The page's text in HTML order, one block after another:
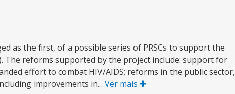
as the first, of a possible series of PRSCs to support the
The reforms supported by the project include: support for
effort to combat HIV/AIDS; reforms in the public sector,
improvements in... Ver mais